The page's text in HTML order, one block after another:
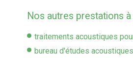
Nos autres prestations à
traitements acoustiques
bureau d'études